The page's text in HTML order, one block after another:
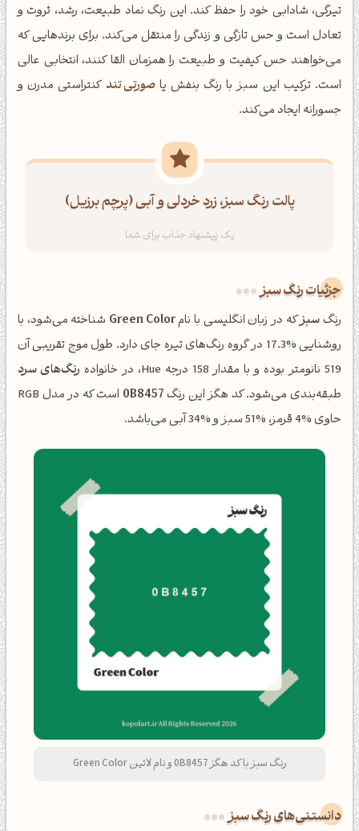
تیرگی، شادابی خود را حفظ کند. این رنگ نماد طبیعت، رشد، ثروت و
تعادل است و حس تازگی و زندگی را منتقل می‌کند. برای برندهایی که
می‌خواهند حس کیفیت و طبیعت را همزمان القا کنند، انتخابی عالی
است. ترکیب این سبز با رنگ بنفش یاصورتی تند کنتراستی مدرن و
جسورانه ایجاد می‌کند.
پالت رنگ سبز، زرد خردلی و آبی (پرچم برزیل)
جزئیات رنگ سبز
رنگسبزکه در زبان انگلیسی با نامGreen Color شناخته می‌شود، با
روشنایی %17.3 در گروه رنگ‌های تیره جای دارد. طول موج تقریبی آن
519 نانومتر بوده و با مقدار 158 درجه Hue، در خانواده
رنگ‌های سرد
طبقه‌بندی می‌شود. کد هگز این رنگ0B8457
است که در مدل RGB
حاوی %4 قرمز، %51 سبز و %34 آبی می‌باشد.
رنگ سبز با کد هگز 0B8457 و نام لاتین Green Color
دانستنی‌های رنگ سبز